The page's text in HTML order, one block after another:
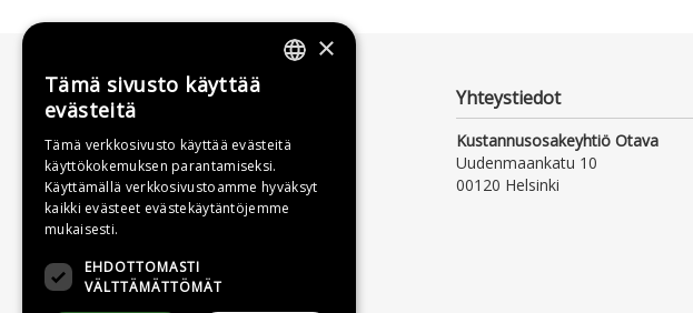
Yhteystiedot
Kustannusosakeyhtiö Otava
Uudenmaankatu 10
00120 Helsinki
×
Tämä sivusto käyttää
evästeitä
Tämä verkkosivusto käyttää evästeitä
käyttökokemuksen parantamiseksi.
Käyttämällä verkkosivustoamme hyväksyt
kaikki evästeet evästekäytäntöjemme
mukaisesti.
EHDOTTOMASTI
VÄLTTÄMÄTTÖMÄT